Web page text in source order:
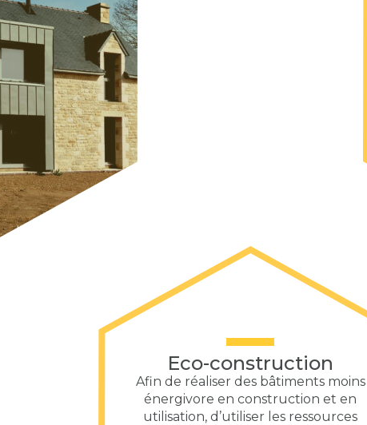
Eco-construction
Afin de réaliser des bâtiments moins
énergivore en construction et en
utilisation, d’utiliser les ressources